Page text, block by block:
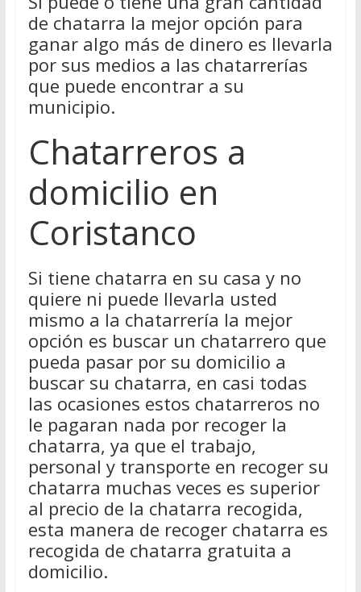
de chatarra la mejor opción para
ganar algo más de dinero es llevarla
por sus medios a las chatarrerías
que puede encontrar a su
municipio.
Chatarreros a
domicilio en
Coristanco
Si tiene chatarra en su casa y no
quiere ni puede llevarla usted
mismo a la chatarrería la mejor
opción es buscar un chatarrero que
pueda pasar por su domicilio a
buscar su chatarra, en casi todas
las ocasiones estos chatarreros no
le pagaran nada por recoger la
chatarra, ya que el trabajo,
personal y transporte en recoger su
chatarra muchas veces es superior
al precio de la chatarra recogida,
esta manera de recoger chatarra es
recogida de chatarra gratuita a
domicilio.